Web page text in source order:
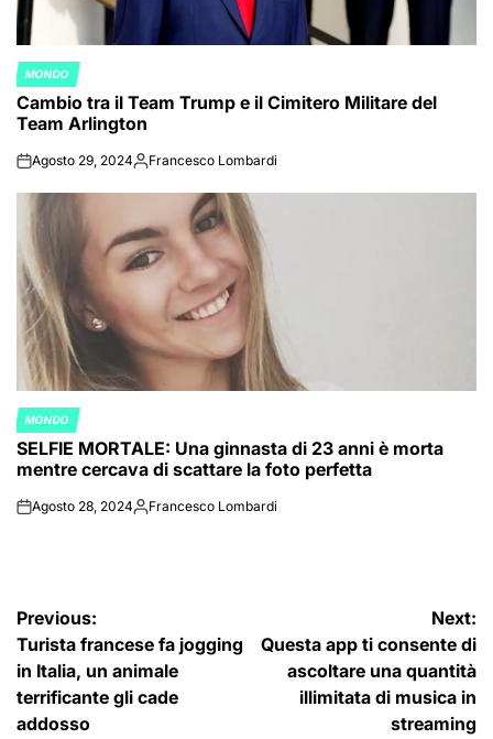
POSTED
IN
MONDO
Cambio tra il Team Trump e il Cimitero Militare del
Team Arlington
onAgosto 29, 2024Posted
Francesco Lombardi
POSTED
IN
MONDO
SELFIE MORTALE: Una ginnasta di 23 anni è morta
mentre cercava di scattare la foto perfetta
onAgosto 28, 2024Posted
Francesco Lombardi
Navigazione
articoli
Previous:
Turista francese fa jogging
in Italia, un animale
terrificante gli cade
addosso
Next:
Questa app ti consente di
ascoltare una quantità
illimitata di musica in
streaming